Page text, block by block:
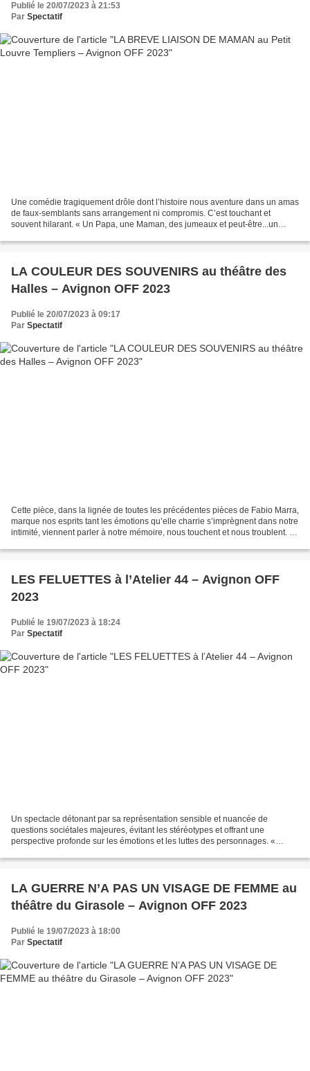
Publié le 20/07/2023 à 21:53
Par Spectatif
Une comédie tragiquement drôle dont l’histoire nous aventure dans un amas
de faux-semblants sans arrangement ni compromis. C’est touchant et
souvent hilarant. « Un Papa, une Maman, des jumeaux et peut-être...un
LA COULEUR DES SOUVENIRS au théâtre des
Halles – Avignon OFF 2023
Publié le 20/07/2023 à 09:17
Par Spectatif
Cette pièce, dans la lignée de toutes les précédentes pièces de Fabio Marra,
marque nos esprits tant les émotions qu’elle charrie s’imprègnent dans notre
intimité, viennent parler à notre mémoire, nous touchent et nous troublent. «
LES FELUETTES à l’Atelier 44 – Avignon OFF
2023
Publié le 19/07/2023 à 18:24
Par Spectatif
Un spectacle détonant par sa représentation sensible et nuancée de
questions sociétales majeures, évitant les stéréotypes et offrant une
perspective profonde sur les émotions et les luttes des personnages. «
LA GUERRE N’A PAS UN VISAGE DE FEMME au
théâtre du Girasole – Avignon OFF 2023
Publié le 19/07/2023 à 18:00
Par Spectatif